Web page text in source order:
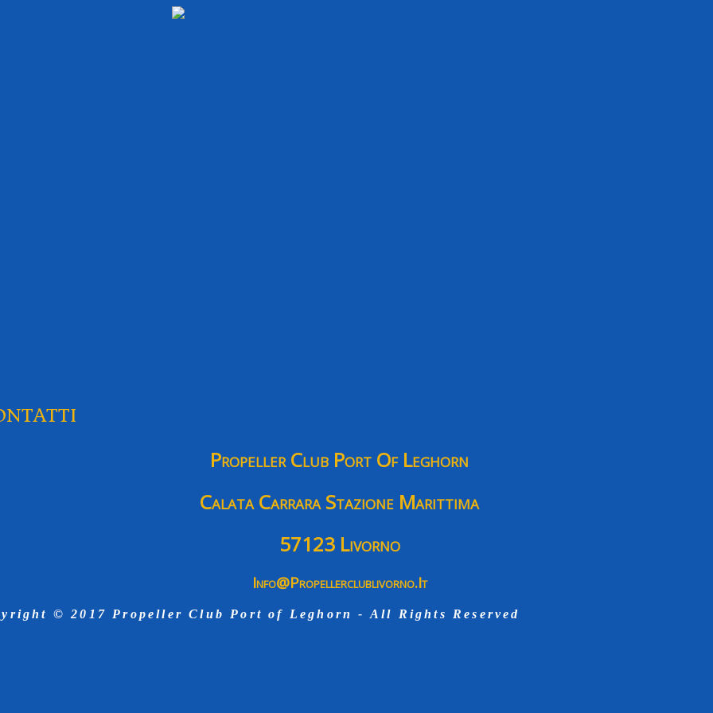
Propeller Club Port Of Leghorn
Calata Carrara Stazione Marittima
57123 Livorno
Info@propellerclublivorno.it
© 2017 Propeller Club Port of Leghorn - All Rights Reserved